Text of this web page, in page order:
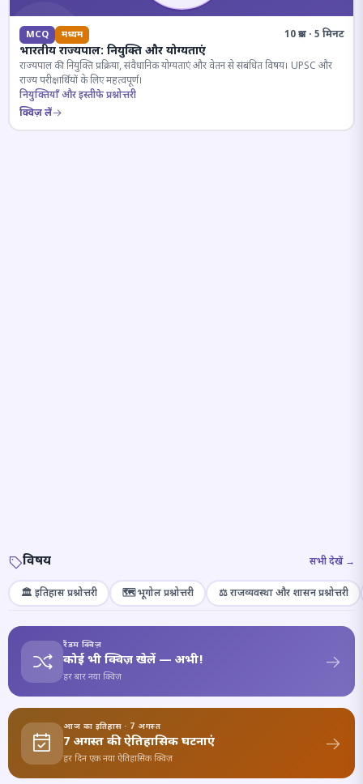
MCQ मध्यम 10 प्रश्न · 5 मिनट
भारतीय राज्यपाल: नियुक्ति और योग्यताएं
राज्यपाल की नियुक्ति प्रक्रिया, संवैधानिक योग्यताएं और वेतन से संबंधित विषय। UPSC और
राज्य परीक्षार्थियों के लिए महत्वपूर्ण।
नियुक्तियाँ और इस्तीफे प्रश्नोत्तरी
क्विज़ लें
विषय सभी देखें →
🏛️ इतिहास प्रश्नोत्तरी 🗺️ भूगोल प्रश्नोत्तरी ⚖️ राजव्यवस्था और शासन प्रश्नोत्तरी
रैंडम क्विज़
कोई भी क्विज़ खेलें — अभी!
हर बार नया क्विज़
आज का इतिहास · 7 अगस्त
7 अगस्त की ऐतिहासिक घटनाएं
हर दिन एक नया ऐतिहासिक क्विज़